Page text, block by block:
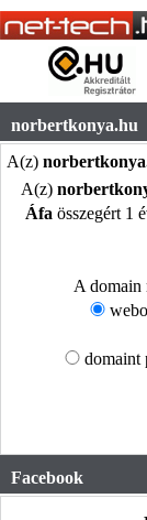
norbertkonya.hu
A(z)
A(z)
Áfa összegért 1
A domain
domaint
Facebook